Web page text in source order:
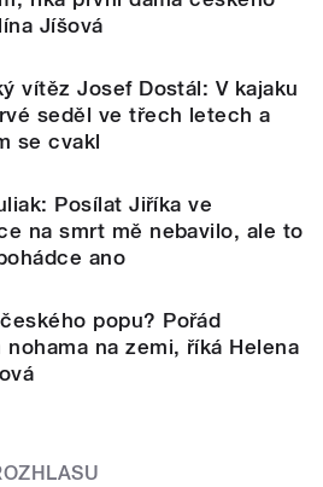
Jíšová
vítěz Josef Dostál: V kajaku
seděl ve třech letech a
se cvakl
Posílat Jiříka ve
na smrt mě nebavilo, ale to
ano
popu? Pořád
nohama na zemi, říká Helena